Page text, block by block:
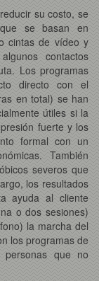
su costo, se
se basan en
cintas de vídeo y
contactos
Los programas
directo con el
en total) se han
útiles si la
fuerte y los
formal con un
También
severos que
los resultados
ayuda al cliente
o dos sesiones)
la marcha del
los programas de
que no